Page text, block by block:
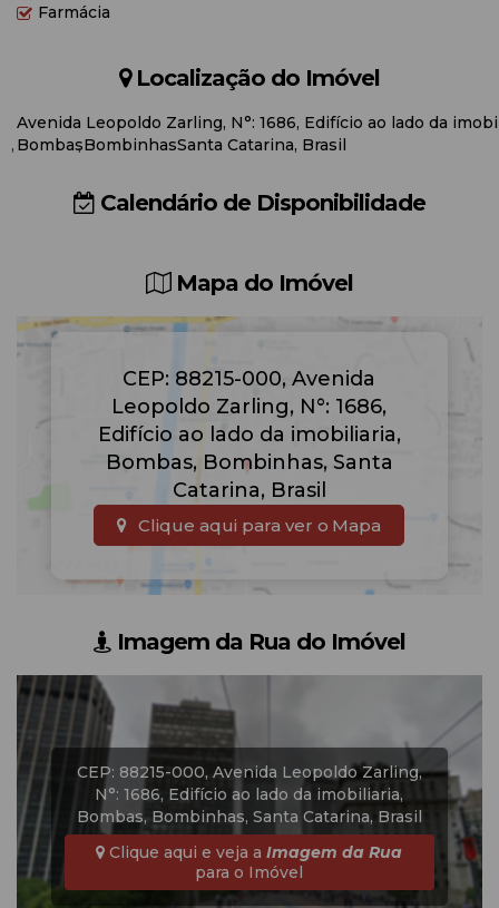
Farmácia
Localização do Imóvel
Avenida Leopoldo Zarling, N°: 1686, Edifício ao lado da
BombasBombinhasSanta Catarina, Brasil
Calendário de Disponibilidade
Mapa do Imóvel
CEP: 88215-000,Avenida
Leopoldo Zarling, N°: 1686,
Edifício ao lado da imobiliaria,
Bombas, Bombinhas, Santa
Catarina, Brasil
Clique aqui para ver o Mapa
Imagem da Rua do Imóvel
CEP: 88215-000, Avenida Leopoldo Zarling,
N°: 1686, Edifício ao lado da imobiliaria,
Bombas, Bombinhas, Santa Catarina, Brasil
Clique aqui e veja aImagem da Rua
para o Imóvel